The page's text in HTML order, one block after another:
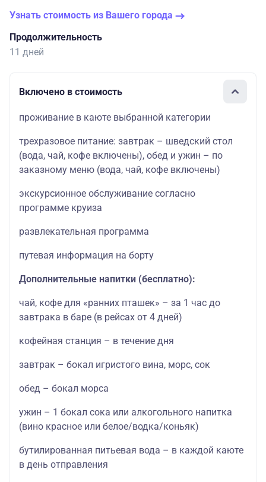
Узнать стоимость из Вашего города
Продолжительность
11 дней
Включено в стоимость
проживание в каюте выбранной категории
трехразовое питание: завтрак – шведский стол
(вода, чай, кофе включены), обед и ужин – по
заказному меню (вода, чай, кофе включены)
экскурсионное обслуживание согласно
программе круиза
развлекательная программа
путевая информация на борту
Дополнительные напитки (бесплатно):
чай, кофе для «ранних пташек» – за 1 час до
завтрака в баре (в рейсах от 4 дней)
кофейная станция – в течение дня
завтрак – бокал игристого вина, морс, сок
обед – бокал морса
ужин – 1 бокал сока или алкогольного напитка
(вино красное или белое/водка/коньяк)
бутилированная питьевая вода – в каждой каюте
в день отправления